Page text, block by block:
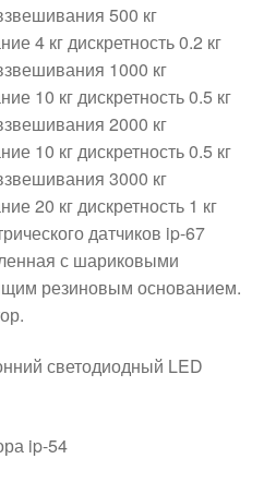
500 кг
4 кг дискретность 0.2 кг
1000 кг
10 кг дискретность 0.5 кг
2000 кг
10 кг дискретность 0.5 кг
3000 кг
20 кг дискретность 1 кг
датчиков ip-67
с шариковыми
резиновым основанием.
светодиодный LED
ip-54